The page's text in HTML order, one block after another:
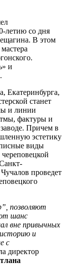
летию со дня
В этом
и
Екатеринбурга,
станет
и линии
фактуры и
Причем в
эстетику
виды
проведет
позволяют
шанс
вне привычных
и
с
директор